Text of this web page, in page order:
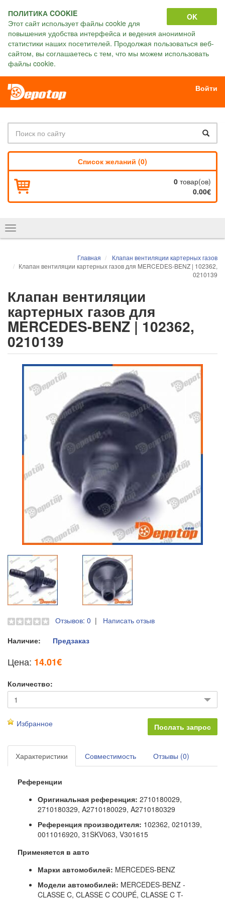
OK
ПОЛИТИКА COOKIE
Этот сайт использует файлы cookie для
повышения удобства интерфейса и ведения анонимной
статистики наших посетителей. Продолжая пользоваться веб-
сайтом, вы соглашаетесь с тем, что мы можем использовать
файлы cookie.
Войти
Список желаний (0)
0 товар(ов)
0.00€
Показать
навигацию
Главная
Клапан вентиляции картерных газов
Клапан вентиляции картерных газов для MERCEDES-BENZ | 102362,
0210139
Клапан вентиляции
картерных газов для
MERCEDES-BENZ | 102362,
0210139
Отзывов: 0 | Написать отзыв
Наличие:
Предзаказ
Цена: 14.01€
Количество:
Избранное
Характеристики Совместимость Отзывы (0)
Референции
Оригинальная референция: 2710180029,
2710180329, A2710180029, A2710180329
Референция производителя: 102362, 0210139,
0011016920, 31SKV063, V301615
Применяется в авто
Марки автомобилей: MERCEDES-BENZ
Модели автомобилей: MERCEDES-BENZ -
CLASSE C, CLASSE C COUPÉ, CLASSE C T-